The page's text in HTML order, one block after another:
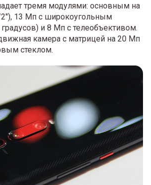
тремя модулями: основным на
13 Мп с широкоугольным
и 8 Мп с телеобъективом.
камера с матрицей на 20 Мп
стеклом.